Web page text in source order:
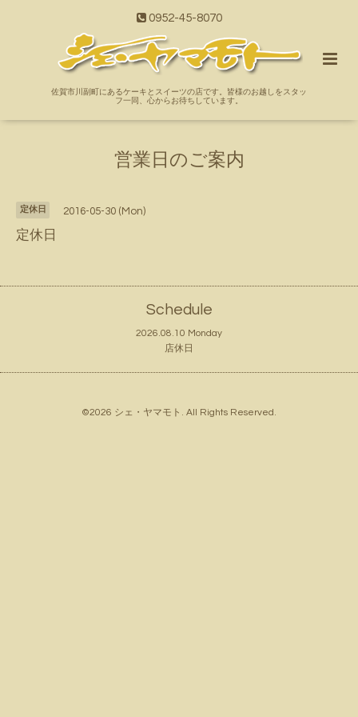
0952-45-8070
佐賀市川副町にあるケーキとスイーツの店です。皆様のお越しをスタッ
フ一同、心からお待ちしています。
営業日のご案内
定休日 2016-05-30 (Mon)
定休日
Schedule
2026.08.10 Monday
店休日
©2026 シェ・ヤマモト . All Rights Reserved.